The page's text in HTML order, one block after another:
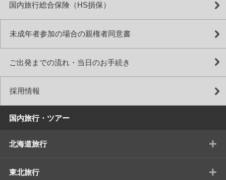
国内旅行総合保険（HS損保）
未成年者参加の場合の親権者同意書
ご出発までの流れ・当日のお手続き
採用情報
国内旅行・ツアー
北海道旅行 +
東北旅行 +